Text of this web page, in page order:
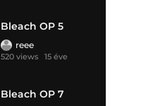
Bleach OP 5
reee
520 views 15 éve
Bleach OP 7